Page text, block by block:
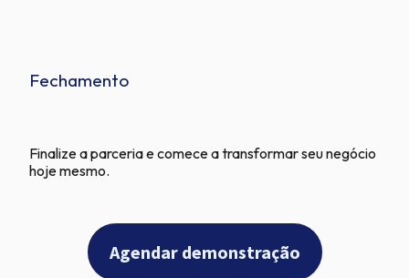
Fechamento
Finalize a parceria e comece a transformar seu negócio
hoje mesmo.
Agendar demonstração